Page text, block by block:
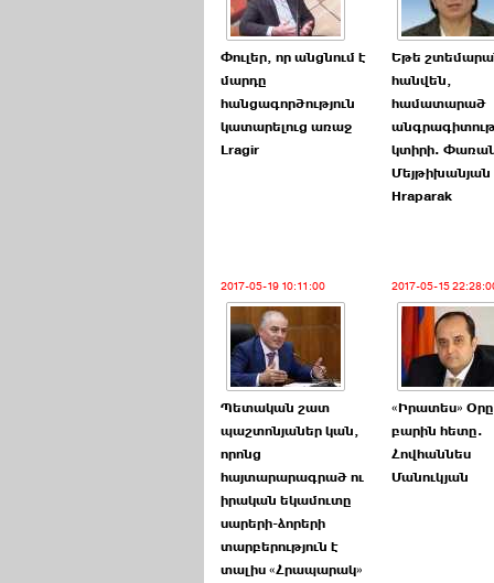
Փուլեր, որ անցնում է
մարդը
հանցագործություն
կատարելուց առաջ
Lragir
Եթե
հանվեն,
համատարած
կտիրի.
Մեյթիխանյան
Hraparak
2017-05-19 10:11:00
Պետական շատ
պաշտոնյաներ կան,
որոնց
հայտարարագրած ու
իրական եկամուտը
սարերի-ձորերի
տարբերություն է
տալիս «Հրապարակ»
2017-05-15
«Իրատես»
բարին հետը.
Հովհաննես
Մանուկյան